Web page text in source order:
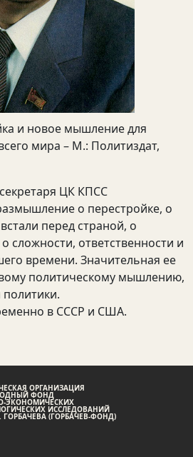
и новое мышление для
мира – М.: Политиздат,
ЦК КПСС
о перестройке, о
перед страной, о
сложности, ответственности и
времени. Значительная ее
политическому мышлению,
в СССР и США.
ОРГАНИЗАЦИЯ
ФОНД
ЭКОНОМИЧЕСКИХ
ИССЛЕДОВАНИЙ
(ГОРБАЧЕВ-ФОНД)